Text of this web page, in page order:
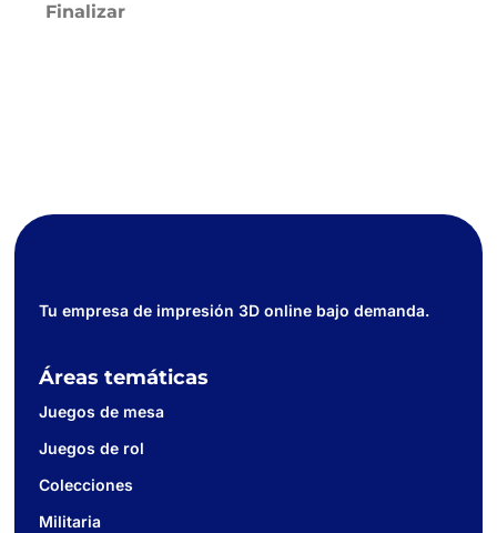
Finalizar
Tu empresa de impresión 3D online bajo demanda.
Áreas temáticas
Juegos de mesa
Juegos de rol
Colecciones
Militaria